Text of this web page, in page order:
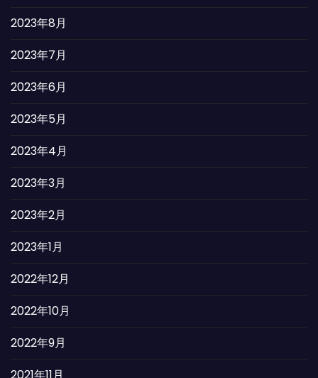
2023年8月
2023年7月
2023年6月
2023年5月
2023年4月
2023年3月
2023年2月
2023年1月
2022年12月
2022年10月
2022年9月